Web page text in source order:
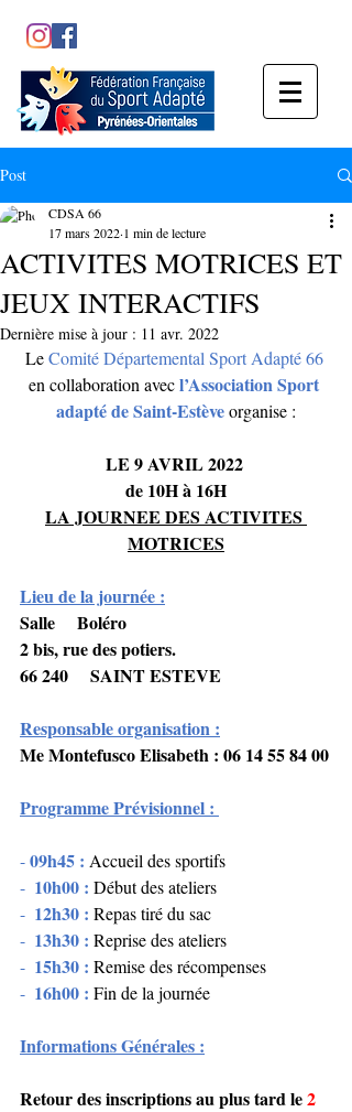
Post
ACTIVITES MOTRICES ET
JEUX INTERACTIFS
CDSA 66
17 mars 2022 1 min de lecture
Dernière mise à jour : 11 avr. 2022
Le Comité Départemental Sport Adapté 66
en collaboration avec l’Association Sport
adapté de Saint-Estève organise :
LE 9 AVRIL 2022
de 10H à 16H
LA JOURNEE DES ACTIVITES
MOTRICES
Lieu de la journée :
Salle     Boléro
2 bis, rue des potiers.
66 240     SAINT ESTEVE
Responsable organisation :
Me Montefusco Elisabeth : 06 14 55 84 00
Programme Prévisionnel :
- 09h45 : Accueil des sportifs
- 10h00 : Début des ateliers
- 12h30 : Repas tiré du sac
- 13h30 : Reprise des ateliers
- 15h30 : Remise des récompenses
- 16h00 : Fin de la journée
Informations Générales :
Retour des inscriptions au plus tard le 2